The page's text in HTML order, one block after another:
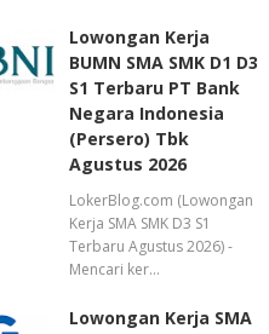
Lowongan Kerja
BUMN SMA SMK D1 D3
S1 Terbaru PT Bank
Negara Indonesia
(Persero) Tbk
Agustus 2026
LokerBlog.com (Lowongan
Kerja SMA SMK D3 S1
Terbaru Agustus 2026) -
Mencari ker…
Lowongan Kerja SMA